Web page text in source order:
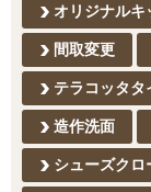
オリジナルキ
間取変更
テラコッタタ
造作洗面
シューズクロ